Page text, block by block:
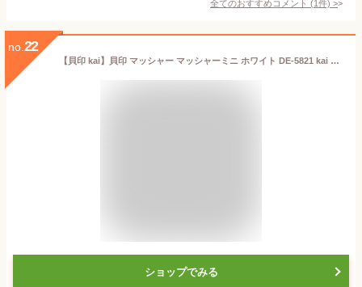
全てのおすすめコメント (1件) >
no. 22
【貝印 kai】貝印 マッシャー マッシャーミニ ホワイト DE-5821 kai House SELECT
ショップでみる